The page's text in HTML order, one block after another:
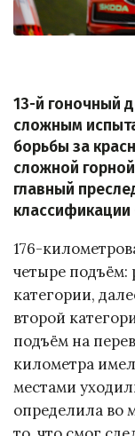
13-й гоночный
сложным
борьбы за
сложной
главный
176-
четыре подъём:
категории,
второй
подъём на
километра
местами
определила во